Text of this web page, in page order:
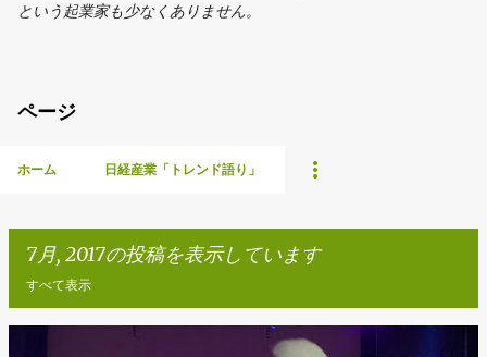
という起業家も少なくありません。
ページ
ホーム 日経産業「トレンド語り」
7月, 2017の投稿を表示しています
すべて表示